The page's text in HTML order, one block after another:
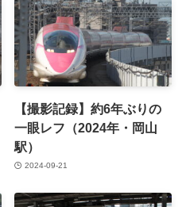
【撮影記録】約6年ぶりの
一眼レフ（2024年・岡山
駅）
2024-09-21